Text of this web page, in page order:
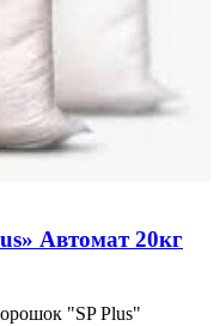
Автомат 20кг
"SP Plus"